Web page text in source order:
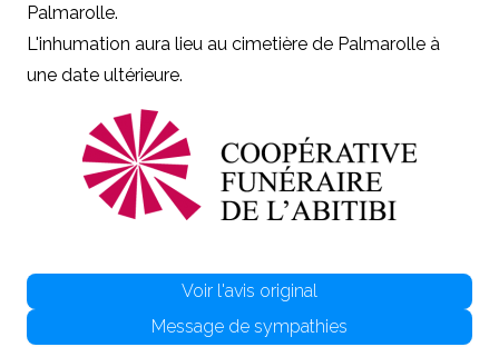
Palmarolle.
L'inhumation aura lieu au cimetière de Palmarolle à
une date ultérieure.
Voir l'avis original
Message de sympathies